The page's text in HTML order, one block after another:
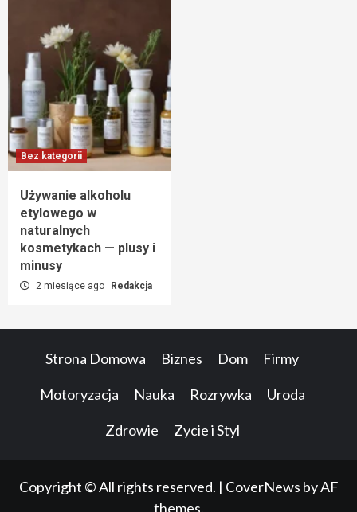
Bez kategorii
Używanie alkoholu
etylowego w
naturalnych
kosmetykach — plusy i
minusy
2 miesiące ago Redakcja
Strona Domowa Biznes Dom Firmy
Motoryzacja Nauka Rozrywka Uroda
Zdrowie Zycie i Styl
Copyright © All rights reserved. | CoverNews by AF
themes.